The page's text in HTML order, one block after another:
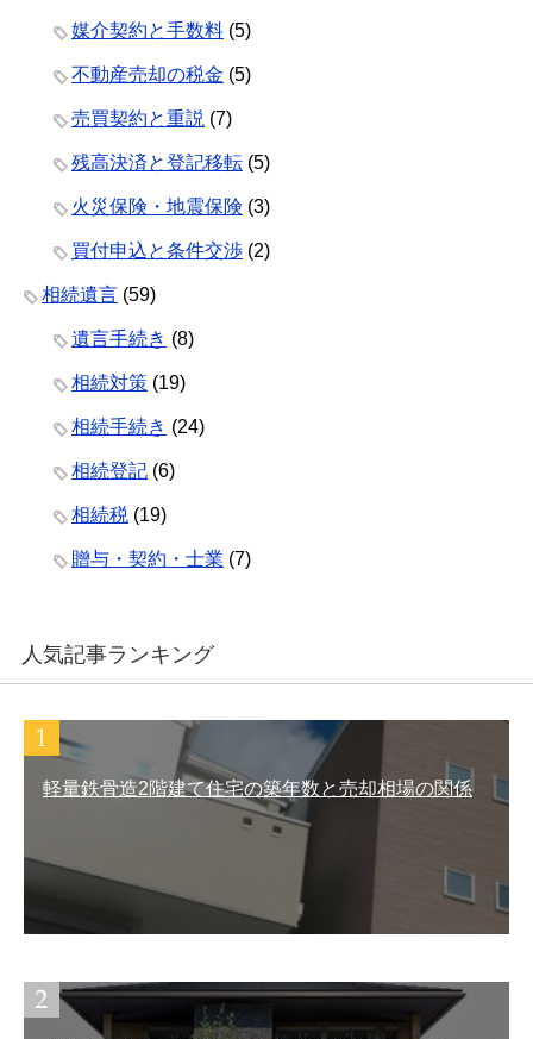
媒介契約と手数料 (5)
不動産売却の税金 (5)
売買契約と重説 (7)
残高決済と登記移転 (5)
火災保険・地震保険 (3)
買付申込と条件交渉 (2)
相続遺言 (59)
遺言手続き (8)
相続対策 (19)
相続手続き (24)
相続登記 (6)
相続税 (19)
贈与・契約・士業 (7)
人気記事ランキング
軽量鉄骨造2階建て住宅の築年数と売却相場の関係